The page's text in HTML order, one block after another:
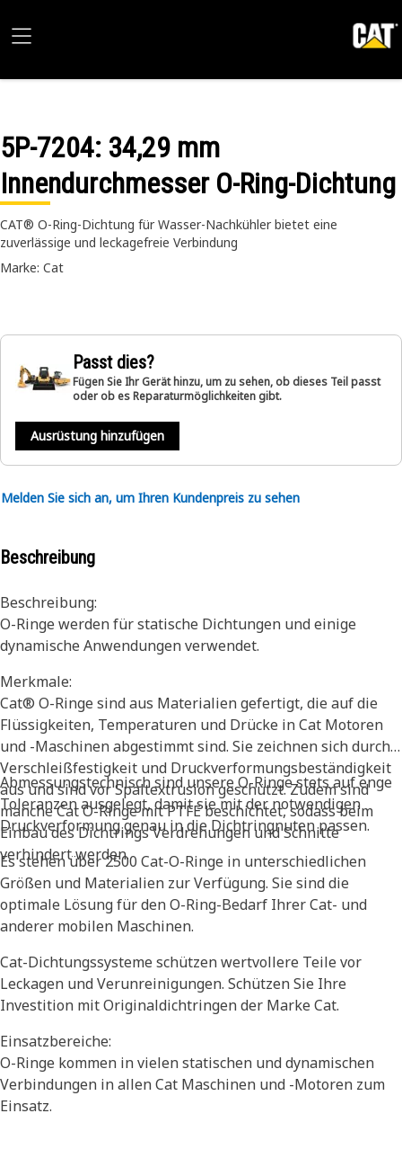
5P-7204: 34,29 mm
Innendurchmesser O-Ring-Dichtung
CAT® O-Ring-Dichtung für Wasser-Nachkühler bietet eine
zuverlässige und leckagefreie Verbindung
Marke: Cat
Passt dies?
Fügen Sie Ihr Gerät hinzu, um zu sehen, ob dieses Teil passt
oder ob es Reparaturmöglichkeiten gibt.
Ausrüstung hinzufügen
Melden Sie sich an, um Ihren Kundenpreis zu sehen
Beschreibung
Beschreibung:
O-Ringe werden für statische Dichtungen und einige
dynamische Anwendungen verwendet.
Merkmale:
Cat® O-Ringe sind aus Materialien gefertigt, die auf die
Flüssigkeiten, Temperaturen und Drücke in Cat Motoren
und -Maschinen abgestimmt sind. Sie zeichnen sich durch
Verschleißfestigkeit und Druckverformungsbeständigkeit
aus und sind vor Spaltextrusion geschützt. Zudem sind
manche Cat O-Ringe mit PTFE beschichtet, sodass beim
Einbau des Dichtrings Verdrehungen und Schnitte
verhindert werden.
Abmessungstechnisch sind unsere O-Ringe stets auf enge
Toleranzen ausgelegt, damit sie mit der notwendigen
Druckverformung genau in die Dichtringnuten passen.
Es stehen über 2500 Cat-O-Ringe in unterschiedlichen
Größen und Materialien zur Verfügung. Sie sind die
optimale Lösung für den O-Ring-Bedarf Ihrer Cat- und
anderer mobilen Maschinen.
Cat-Dichtungssysteme schützen wertvollere Teile vor
Leckagen und Verunreinigungen. Schützen Sie Ihre
Investition mit Originaldichtringen der Marke Cat.
Einsatzbereiche:
O-Ringe kommen in vielen statischen und dynamischen
Verbindungen in allen Cat Maschinen und -Motoren zum
Einsatz.